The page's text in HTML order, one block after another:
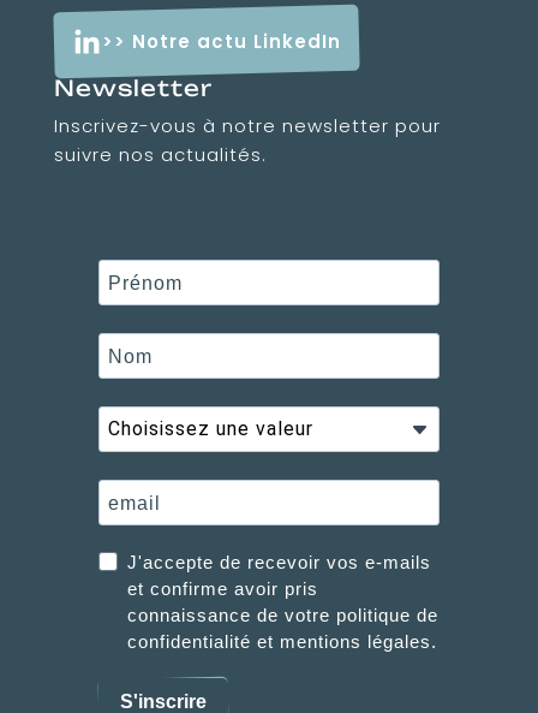
>> Notre actu LinkedIn
Newsletter
Inscrivez-vous à notre newsletter pour
suivre nos actualités.
J'accepte de recevoir vos e-mails
et confirme avoir pris
connaissance de votre politique de
confidentialité et mentions légales.
S'inscrire